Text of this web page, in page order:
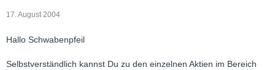
17. August 2004
Hallo Schwabenpfeil
Selbstverständlich kannst Du zu den einzelnen Aktien im Bereich